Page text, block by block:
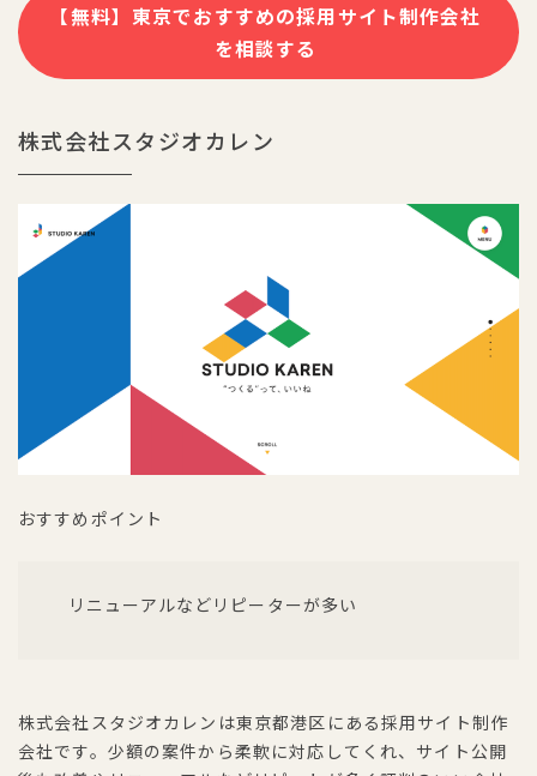
【無料】東京でおすすめの採用サイト制作会社
を相談する
株式会社スタジオカレン
おすすめポイント
リニューアルなどリピーターが多い
株式会社スタジオカレンは東京都港区にある採用サイト制作
会社です。少額の案件から柔軟に対応してくれ、サイト公開